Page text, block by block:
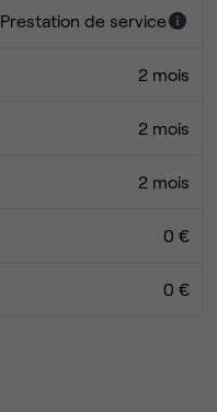
Prestation de service
2 mois
2 mois
2 mois
0 €
0 €